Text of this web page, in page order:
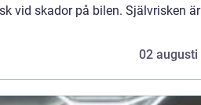
vid skador på bilen. Självrisken
02 augusti